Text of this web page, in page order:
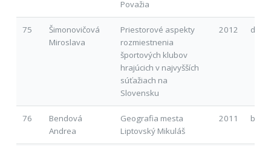
Považia
75
Šimonovičová
Miroslava
Priestorové aspekty
rozmiestnenia
športových klubov
hrajúcich v najvyšších
súťažiach na
Slovensku
2012 d
76
Bendová
Andrea
Geografia mesta
Liptovský Mikuláš
2011 b